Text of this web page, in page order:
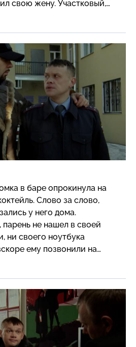
свою жену. Участковый,
разрешил вопрос
в баре опрокинула на
Слово за слово,
у него дома.
не нашел в своей
ни своего ноутбука
ему позвонили на
потребовали 30 тысяч